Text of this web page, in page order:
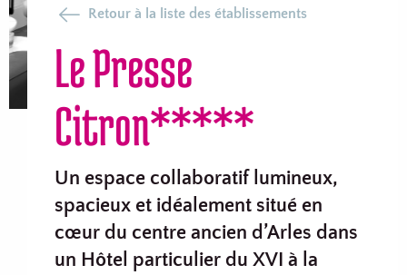
Retour à la liste des établissements
Le Presse
Citron*****
Un espace collaboratif lumineux,
spacieux et idéalement situé en
cœur du centre ancien d’Arles dans
un Hôtel particulier du XVI à la